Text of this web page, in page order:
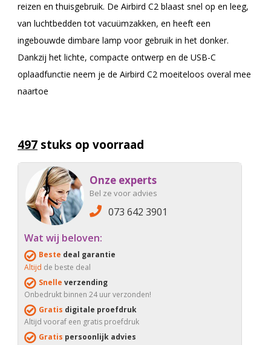
reizen en thuisgebruik. De Airbird C2 blaast snel op en leeg,
van luchtbedden tot vacuümzakken, en heeft een
ingebouwde dimbare lamp voor gebruik in het donker.
Dankzij het lichte, compacte ontwerp en de USB-C
oplaadfunctie neem je de Airbird C2 moeiteloos overal mee
naartoe
497 stuks op voorraad
Onze experts
Bel ze voor advies
073 642 3901
Wat wij beloven:
Beste deal garantie
Altijd de beste deal
Snelle verzending
Onbedrukt binnen 24 uur verzonden!
Gratis digitale proefdruk
Altijd vooraf een gratis proefdruk
Gratis persoonlijk advies